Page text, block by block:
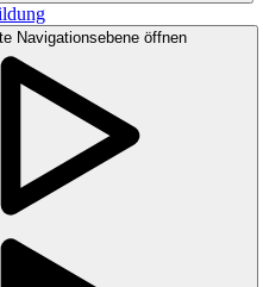
Navigationsebene öffnen